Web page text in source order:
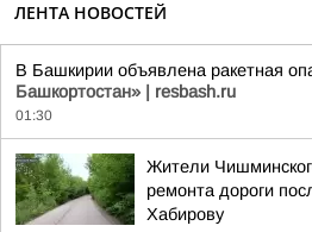
ЛЕНТА НОВОСТЕЙ
В Башкирии объявлена ракетная
Башкортостан» | resbash.ru
01:30
Жители
ремонта дороги
Хабирову